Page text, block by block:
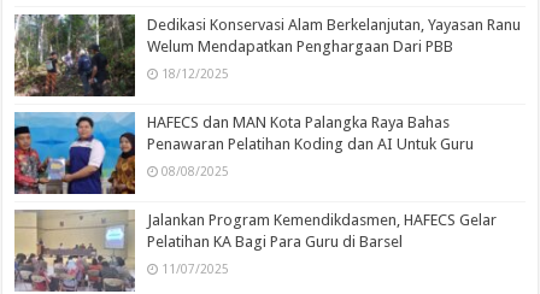
Dedikasi Konservasi Alam Berkelanjutan, Yayasan Ranu
Welum Mendapatkan Penghargaan Dari PBB
18/12/2025
HAFECS dan MAN Kota Palangka Raya Bahas
Penawaran Pelatihan Koding dan AI Untuk Guru
08/08/2025
Jalankan Program Kemendikdasmen, HAFECS Gelar
Pelatihan KA Bagi Para Guru di Barsel
11/07/2025